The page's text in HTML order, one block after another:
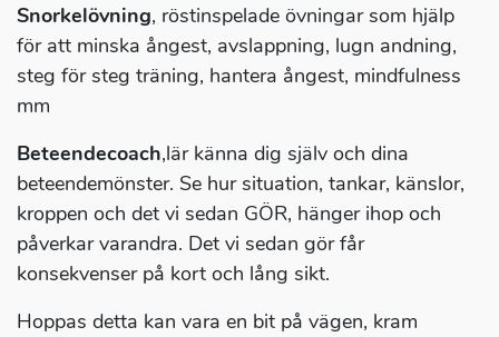
Snorkelövning, röstinspelade övningar som hjälp
för att minska ångest, avslappning, lugn andning,
steg för steg träning, hantera ångest, mindfulness
mm
Beteendecoach,lär känna dig själv och dina
beteendemönster. Se hur situation, tankar, känslor,
kroppen och det vi sedan GÖR, hänger ihop och
påverkar varandra. Det vi sedan gör får
konsekvenser på kort och lång sikt.
Hoppas detta kan vara en bit på vägen, kram